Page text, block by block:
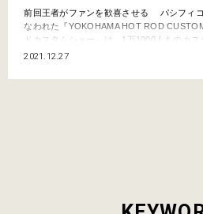
前回王者がファンを歓喜させる パシフィ
なわれた『YOKOHAMA HOT ROD
ドカスタムショー』は、1万1000人ものカス
大いに盛り上がりました。昨年はコロナ禍
っていて、前回2019年のB…
2021.12.27